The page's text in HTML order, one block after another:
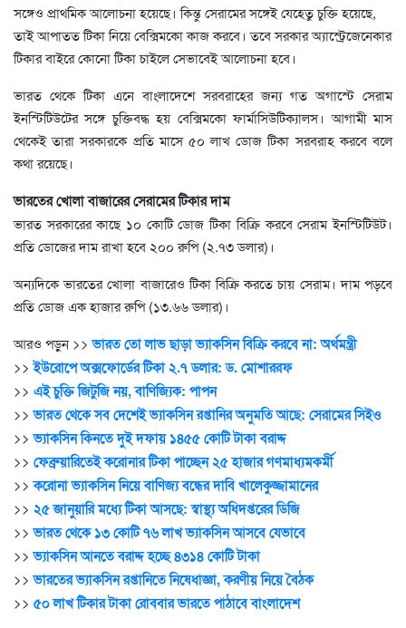
সঙ্গেও প্রাথমিক আলোচনা হয়েছে। কিন্তু সেরামের সঙ্গেই যেহেতু চুক্তি হয়েছে,
তাই আপাতত টিকা নিয়ে বেক্সিমকো কাজ করবে। তবে সরকার অ্যাস্ট্রেজেনেকার
টিকার বাইরে কোনো টিকা চাইলে সেভাবেই আলোচনা হবে।
ভারত থেকে টিকা এনে বাংলাদেশে সরবরাহের জন্য গত অগাস্টে সেরাম
ইনস্টিটিউটের সঙ্গে চুক্তিবদ্ধ হয় বেক্সিমকো ফার্মাসিউটিক্যালস। আগামী মাস
থেকেই তারা সরকারকে প্রতি মাসে ৫০ লাখ ডোজ টিকা সরবরাহ করবে বলে
কথা রয়েছে।
ভারতের খোলা বাজারের সেরামের টিকার দাম
ভারত সরকারের কাছে ১০ কোটি ডোজ টিকা বিক্রি করবে সেরাম ইনস্টিটিউট।
প্রতি ডোজের দাম রাখা হবে ২০০ রুপি (২.৭৩ ডলার)।
অন্যদিকে ভারতের খোলা বাজারেও টিকা বিক্রি করতে চায় সেরাম। দাম পড়বে
প্রতি ডোজ এক হাজার রুপি (১৩.৬৬ ডলার)।
আরও পড়ুন >>ভারত তো লাভ ছাড়া ভ্যাকসিন বিক্রি করবে না: অর্থমন্ত্রী
>>ইউরোপে অক্সফোর্ডের টিকা ২.৭ ডলার: ড. মোশাররফ
>> এই চুক্তি জিটুজি নয়, বাণিজ্যিক: পাপন
>>ভারত থেকে সব দেশেই ভ্যাকসিন রপ্তানির অনুমতি আছে: সেরামের সিইও
>>ভ্যাকসিন কিনতে দুই দফায় ১৪৫৫ কোটি টাকা বরাদ্দ
>> ফেব্রুয়ারিতেই করোনার টিকা পাচ্ছেন ২৫ হাজার গণমাধ্যমকর্মী
>>করোনা ভ্যাকসিন নিয়ে বাণিজ্য বন্ধের দাবি খালেকুজ্জামানের
>> ২৫ জানুয়ারি মধ্যে টিকা আসছে: স্বাস্থ্য অধিদপ্তরের ডিজি
>>ভারত থেকে ১৩ কোটি ৭৬ লাখ ভ্যাকসিন আসবে যেভাবে
>>ভ্যাকসিন আনতে বরাদ্দ হচ্ছে ৪৩১৪ কোটি টাকা
>>ভারতের ভ্যাকসিন রপ্তানিতে নিষেধাজ্ঞা, করণীয় নিয়ে বৈঠক
>> ৫০ লাখ টিকার টাকা রোববার ভারতে পাঠাবে বাংলাদেশ